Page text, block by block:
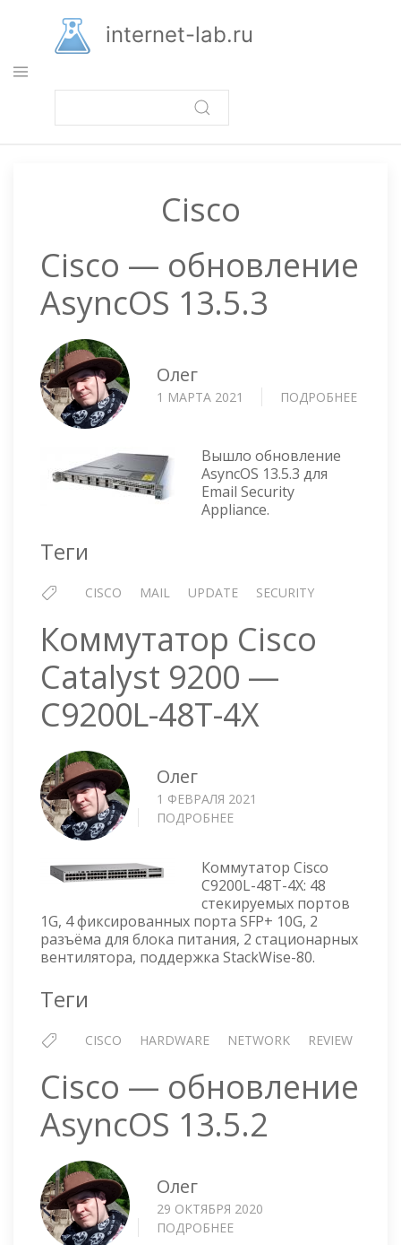
основному
содержанию
internet-lab.ru
Cisco
Cisco — обновление
AsyncOS 13.5.3
Олег
1 МАРТА 2021 ПОДРОБНЕЕ
Вышло обновление
AsyncOS 13.5.3 для
Email Security
Appliance.
Теги
CISCO MAIL UPDATE SECURITY
Коммутатор Cisco
Catalyst 9200 —
C9200L-48T-4X
Олег
1 ФЕВРАЛЯ 2021
ПОДРОБНЕЕ
CATALYST
9200
—
C9200L-
48T-
4X
Коммутатор Cisco
C9200L-48T-4X: 48
стекируемых портов
1G, 4 фиксированных порта SFP+ 10G, 2
разъёма для блока питания, 2 стационарных
вентилятора, поддержка StackWise-80.
Теги
CISCO HARDWARE NETWORK REVIEW
Cisco — обновление
AsyncOS 13.5.2
Олег
29 ОКТЯБРЯ 2020
ПОДРОБНЕЕ